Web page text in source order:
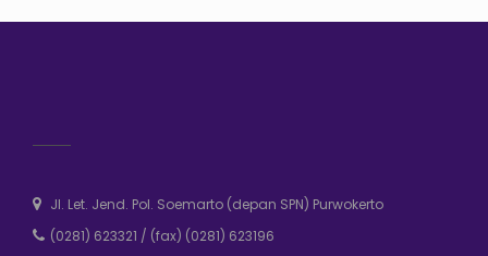
Jl. Let. Jend. Pol. Soemarto (depan SPN) Purwokerto
(0281) 623321 / (fax) (0281) 623196